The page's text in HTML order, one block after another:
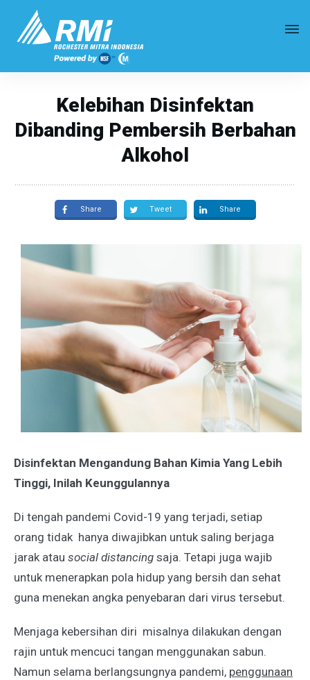
Kelebihan Disinfektan
Dibanding Pembersih Berbahan
Alkohol
Share Tweet Share
Disinfektan Mengandung Bahan Kimia Yang Lebih
Tinggi, Inilah Keunggulannya
Di tengah pandemi Covid-19 yang terjadi, setiap
orang tidak hanya diwajibkan untuk saling berjaga
jarak atau social distancing saja. Tetapi juga wajib
untuk menerapkan pola hidup yang bersih dan sehat
guna menekan angka penyebaran dari virus tersebut.
Menjaga kebersihan diri misalnya dilakukan dengan
rajin untuk mencuci tangan menggunakan sabun.
Namun selama berlangsungnya pandemi, penggunaan